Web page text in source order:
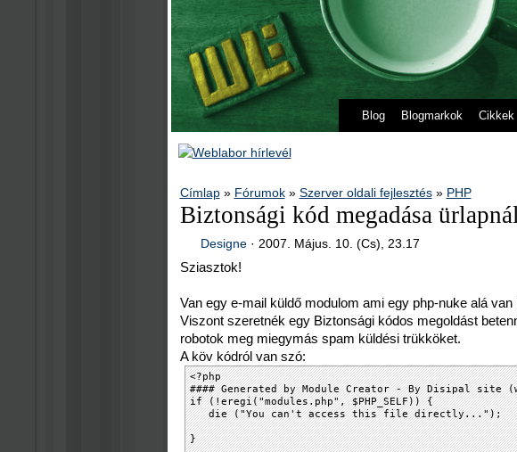
Blog Blogmarkok Cikkek
Címlap» Fórumok» Szerver oldali fejlesztés» PHP
Biztonsági kód megadása
Designe · 2007. Május. 10. (Cs), 23.17
Sziasztok!
Van egy e-mail küldő modulom ami egy php-nuke alá
Viszont szeretnék egy Biztonsági kódos megoldást
robotok meg miegymás spam küldési trükköket.
A köv kódról van szó:
<?php
#### Generated by Module Creator - By Disipal site
if (!eregi("modules.php", $PHP_SELF)) {
die ("You can't access this file directly...");
}